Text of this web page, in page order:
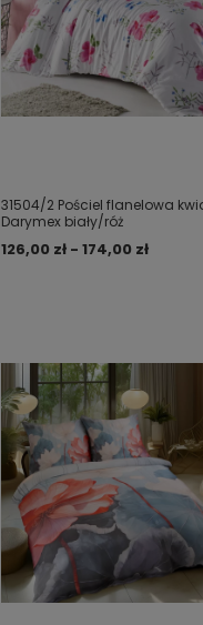
31504/2 Pościel flanelowa
Darymex biały/róż
126,00 zł - 174,00 zł